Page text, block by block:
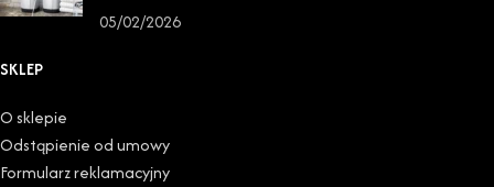
05/02/2026
SKLEP
O sklepie
Odstąpienie od umowy
Formularz reklamacyjny